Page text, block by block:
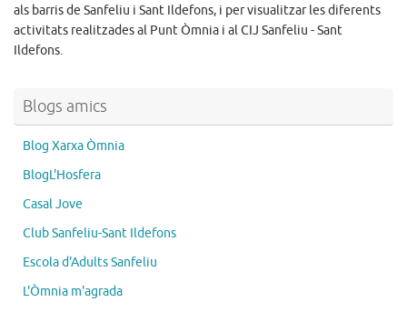
als barris de Sanfeliu i Sant Ildefons, i per visualitzar les diferents
activitats realitzades al Punt Òmnia i al CIJ Sanfeliu - Sant
Ildefons.
Blogs amics
Blog Xarxa Òmnia
BlogL'Hosfera
Casal Jove
Club Sanfeliu-Sant Ildefons
Escola d'Adults Sanfeliu
L'Òmnia m'agrada